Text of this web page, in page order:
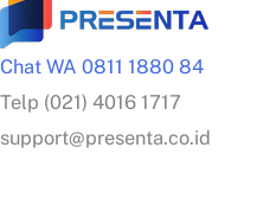
Chat WA 0811 1880 84
Telp (021) 4016 1717
support@presenta.co.id